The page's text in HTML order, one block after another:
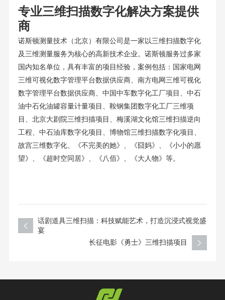
专业三维扫描数字化解决方案提供
商
诺斯顿测量技术（北京）有限公司是一家以三维扫描数字化
及三维测量服务为核心的高新技术企业。诺斯顿服务过多家
国内知名单位，具有丰富的项目经验，案例包括：国家电网
三维可视化数字管理平台数据供应商、南方电网三维可视化
数字管理平台数据供应商、中国中车数字化工厂项目、中石
油中石化油罐容量计量项目、鞍钢集团数字化工厂三维项
目、北京大剧院三维扫描项目、梅溪湖文化馆三维扫描逆向
工程、中石油库数字化项目、博物馆三维扫描数字化项目、
故宫三维数字化、《不完美的她》、《囧妈》、《小小的愿
望》、《超时空同居》、《八佰》、《大人物》等。
话剧道具三维扫描：科技赋能艺术，打造沉浸式视觉盛
宴
长征电影《勇士》三维扫描项目